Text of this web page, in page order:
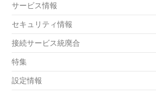
サービス情報
セキュリティ情報
接続サービス統廃合
特集
設定情報